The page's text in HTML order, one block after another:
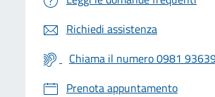
Richiedi assistenza
Chiama il numero 0981
Prenota appuntamento